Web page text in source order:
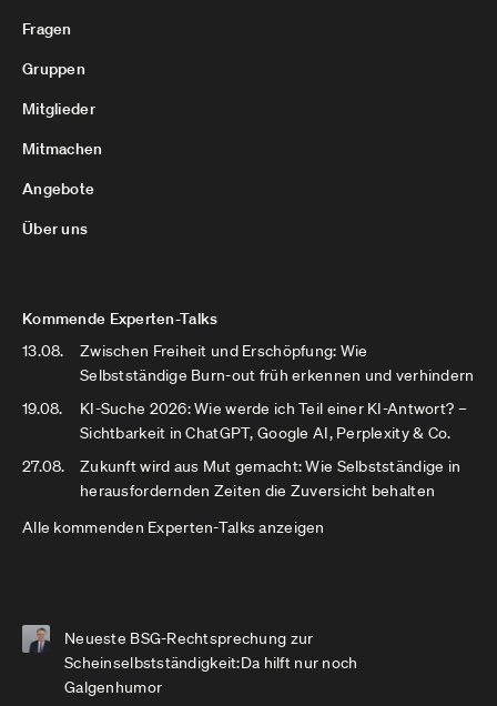
Fragen
Gruppen
Mitglieder
Mitmachen
Angebote
Über uns
Kommende Experten-Talks
13.08.
Zwischen Freiheit und Erschöpfung: Wie
Selbstständige Burn-out früh erkennen und verhindern
19.08.
KI-Suche 2026: Wie werde ich Teil einer KI-Antwort? –
Sichtbarkeit in ChatGPT, Google AI, Perplexity & Co.
27.08.
Zukunft wird aus Mut gemacht: Wie Selbstständige in
herausfordernden Zeiten die Zuversicht behalten
Alle kommenden Experten-Talks anzeigen
Neueste BSG-Rechtsprechung zur
Scheinselbstständigkeit:Da hilft nur noch
Galgenhumor